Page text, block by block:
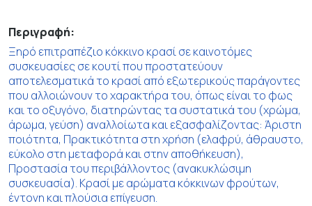
Περιγραφή:
Ξηρό επιτραπέζιο κόκκινο κρασί σε καινοτόμες
συσκευασίες σε κουτί που προστατεύουν
αποτελεσματικά το κρασί από εξωτερικούς παράγοντες
που αλλοιώνουν το χαρακτήρα του, όπως είναι το φως
και το οξυγόνο, διατηρώντας τα συστατικά του (χρώμα,
άρωμα, γεύση) αναλλοίωτα και εξασφαλίζοντας: Άριστη
ποιότητα, Πρακτικότητα στη χρήση (ελαφρύ, άθραυστο,
εύκολο στη μεταφορά και στην αποθήκευση),
Προστασία του περιβάλλοντος (ανακυκλώσιμη
συσκευασία). Κρασί με αρώματα κόκκινων φρούτων,
έντονη και πλούσια επίγευση.